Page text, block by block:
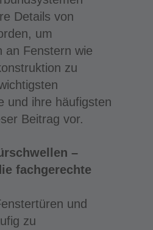
Details von
um
an Fenstern wie
zu
und ihre häufigsten
Beitrag vor.
–
fachgerechte
und
zu